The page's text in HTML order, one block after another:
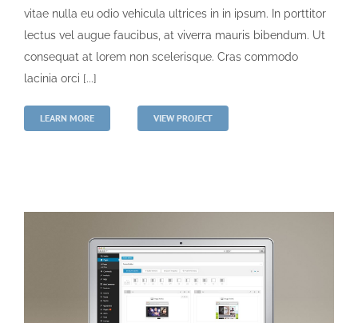
vitae nulla eu odio vehicula ultrices in in ipsum. In porttitor
lectus vel augue faucibus, at viverra mauris bibendum. Ut
consequat at lorem non scelerisque. Cras commodo
lacinia orci [...]
LEARN MORE VIEW PROJECT